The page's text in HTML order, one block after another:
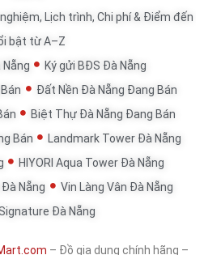
Lịch trình, Chi phí & Điểm đến
bật từ A–Z
Ký gửi BĐS Đà Nẵng
Đất Nền Đà Nẵng Đang Bán
Biệt Thự Đà Nẵng Đang Bán
Bán
Landmark Tower Đà Nẵng
HIYORI Aqua Tower Đà Nẵng
Nẵng
Vin Làng Vân Đà Nẵng
Đà Nẵng
– Đồ gia dụng chính hãng –